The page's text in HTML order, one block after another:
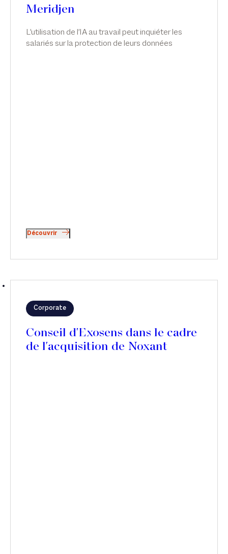
L'utilisation de l'IA au travail peut inquiéter les
salariés sur la protection de leurs données
Meridjen
Découvrir
Corporate
Conseil d'Exosens dans le cadre
de l'acquisition de Noxant